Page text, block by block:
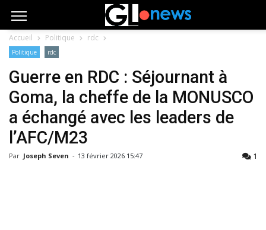
Accueil Politique rdc
Politique rdc
Guerre en RDC : Séjournant à
Goma, la cheffe de la MONUSCO
a échangé avec les leaders de
l’AFC/M23
Par Joseph Seven - 13 février 2026 15:47 1